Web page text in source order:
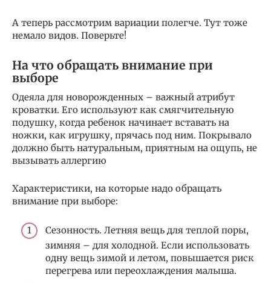
А теперь рассмотрим вариации полегче. Тут тоже
немало видов. Поверьте!
На что обращать внимание при
выборе
Одеяла для новорожденных – важный атрибут
кроватки. Его используют как смягчительную
подушку, когда ребенок начинает вставать на
ножки, как игрушку, прячась под ним. Покрывало
должно быть натуральным, приятным на ощупь, не
вызывать аллергию
Характеристики, на которые надо обращать
внимание при выборе:
Сезонность. Летняя вещь для теплой поры,
зимняя – для холодной. Если использовать
одну вещь зимой и летом, повышается риск
перегрева или переохлаждения малыша.